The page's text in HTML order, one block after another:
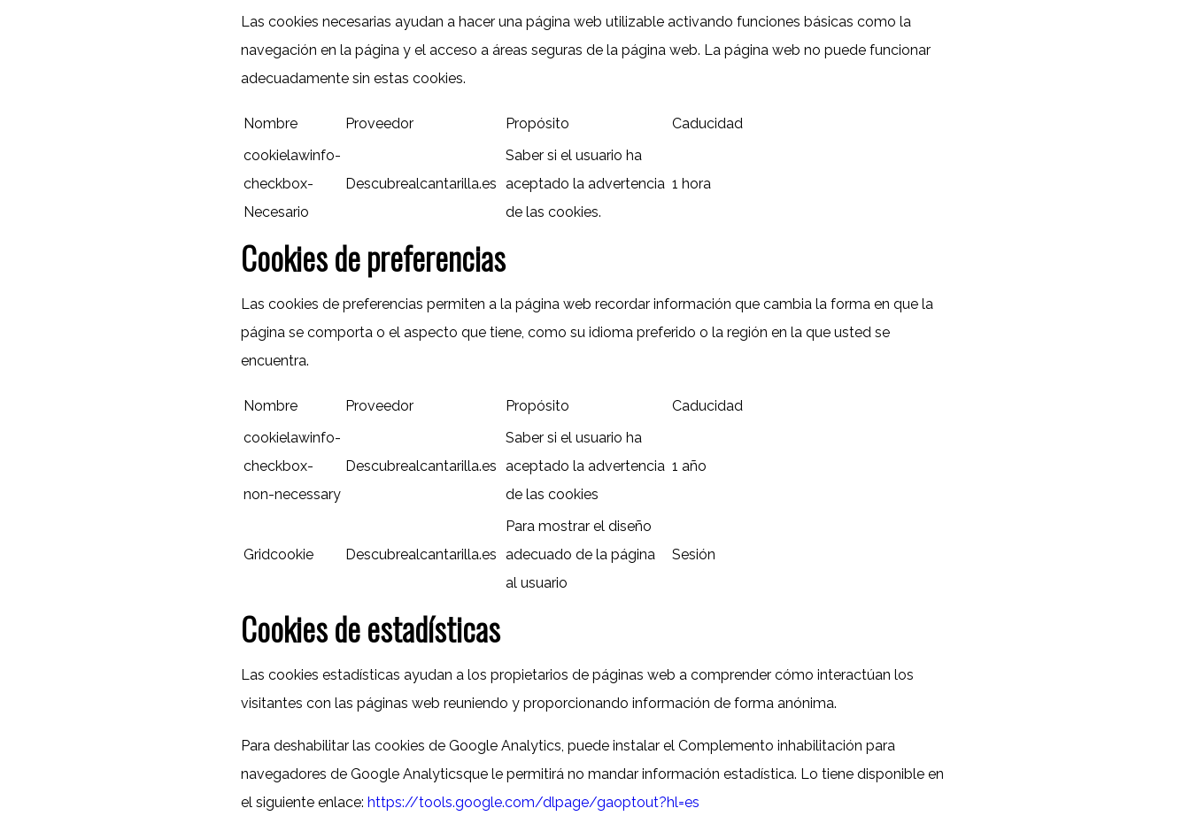
Las cookies necesarias ayudan a hacer una página web utilizable activando funciones básicas como la
navegación en la página y el acceso a áreas seguras de la página web. La página web no puede funcionar
adecuadamente sin estas cookies.
Nombre Proveedor Propósito
Caducidad
cookielawinfo-
checkbox-
Necesario
Descubrealcantarilla.es
Saber si el usuario ha
aceptado la advertencia
de las cookies.
1 hora
Cookies de preferencias
Las cookies de preferencias permiten a la página web recordar información que cambia la forma en que la
página se comporta o el aspecto que tiene, como su idioma preferido o la región en la que usted se
encuentra.
Nombre Proveedor Propósito
Caducidad
cookielawinfo-
checkbox-
non-necessary
Descubrealcantarilla.es
Saber si el usuario ha
aceptado la advertencia
de las cookies
1 año
Gridcookie Descubrealcantarilla.es
Para mostrar el diseño
adecuado de la página
al usuario
Sesión
Cookies de estadísticas
Las cookies estadísticas ayudan a los propietarios de páginas web a comprender cómo interactúan los
visitantes con las páginas web reuniendo y proporcionando información de forma anónima.
Para deshabilitar las cookies de Google Analytics, puede instalar el Complemento inhabilitación para
navegadores de Google Analyticsque le permitirá no mandar información estadística. Lo tiene disponible en
el siguiente enlace: https://tools.google.com/dlpage/gaoptout?hl=es